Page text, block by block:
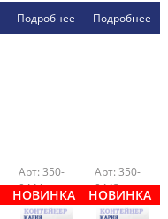
Подробнее Подробнее
Арт: 350-
0444
НОВИНКА
Арт: 350-
0443
НОВИНКА